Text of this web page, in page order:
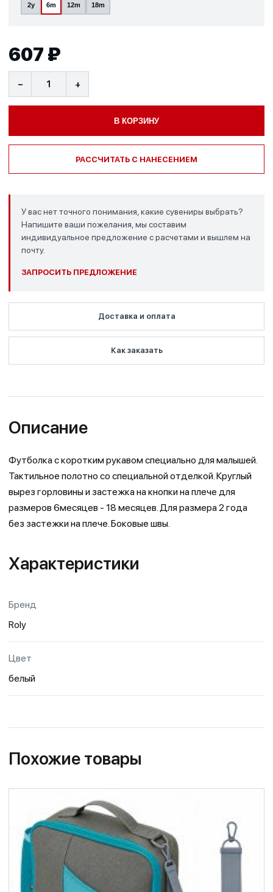
2y 6m 12m 18m
607 ₽
− +
В КОРЗИНУ
РАССЧИТАТЬ С НАНЕСЕНИЕМ
У вас нет точного понимания, какие сувениры выбрать?
Напишите ваши пожелания, мы составим
индивидуальное предложение с расчетами и вышлем на
почту.
ЗАПРОСИТЬ ПРЕДЛОЖЕНИЕ
Доставка и оплата
Как заказать
Описание
Футболка с коротким рукавом специально для малышей.
Тактильное полотно со специальной отделкой. Круглый
вырез горловины и застежка на кнопки на плече для
размеров 6месяцев - 18 месяцев. Для размера 2 года
без застежки на плече. Боковые швы.
Характеристики
Бренд
Roly
Цвет
белый
Похожие товары